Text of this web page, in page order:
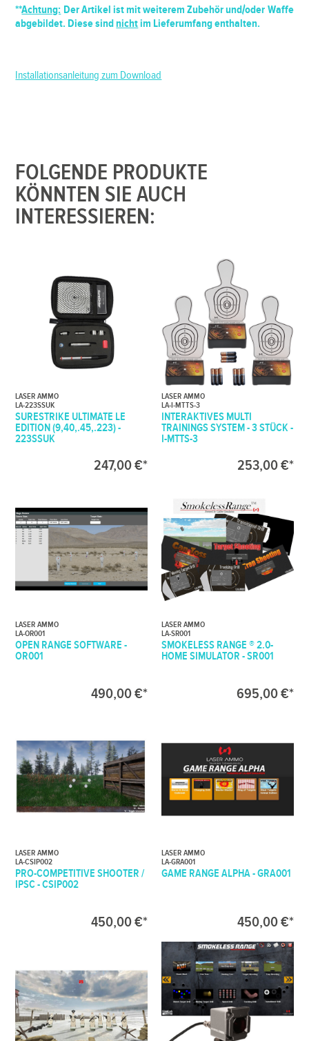
**Achtung: Der Artikel ist mit weiterem Zubehör und/oder Waffe
abgebildet. Diese sindnichtim Lieferumfang enthalten.
Installationsanleitung zum Download
FOLGENDE PRODUKTE
KÖNNTEN SIE AUCH
INTERESSIEREN:
LASER AMMO
LA-223SSUK
SURESTRIKE ULTIMATE LE
EDITION (9,40,.45,.223) -
223SSUK
247,00 €*
LASER AMMO
LA-I-MTTS-3
INTERAKTIVES MULTI
TRAININGS SYSTEM - 3 STÜCK -
I-MTTS-3
253,00 €*
LASER AMMO
LA-OR001
OPEN RANGE SOFTWARE -
OR001
490,00 €*
LASER AMMO
LA-SR001
SMOKELESS RANGE ® 2.0-
HOME SIMULATOR - SR001
695,00 €*
LASER AMMO
LA-CSIP002
PRO-COMPETITIVE SHOOTER /
IPSC - CSIP002
450,00 €*
LASER AMMO
LA-GRA001
GAME RANGE ALPHA - GRA001
450,00 €*